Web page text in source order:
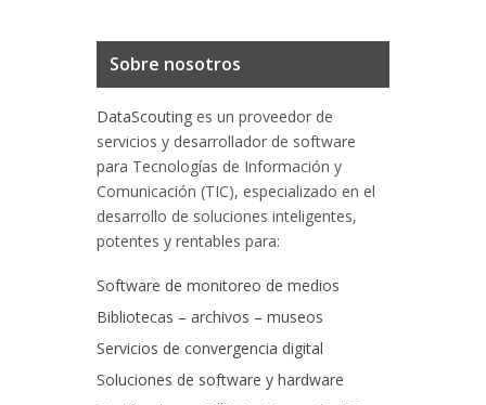
Sobre nosotros
DataScouting es un proveedor de
servicios y desarrollador de software
para Tecnologías de Información y
Comunicación (TIC), especializado en el
desarrollo de soluciones inteligentes,
potentes y rentables para:
Software de monitoreo de medios
Bibliotecas – archivos – museos
Servicios de convergencia digital
Soluciones de software y hardware